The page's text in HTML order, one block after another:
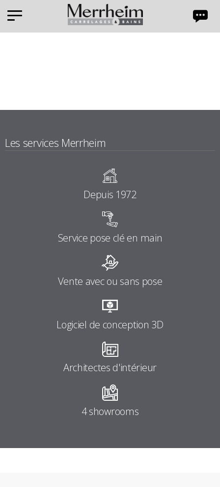
Les services Merrheim
Depuis 1972
Service pose clé en main
Vente avec ou sans pose
Logiciel de conception 3D
Architectes d'intérieur
4 showrooms
Panneau de gestion des cookies